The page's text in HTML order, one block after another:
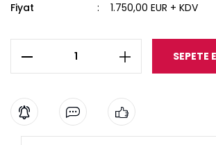
Fiyat
1.750,00 EUR + KDV
SEPETE